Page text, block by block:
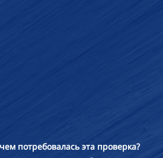
потребовалась эта проверка?